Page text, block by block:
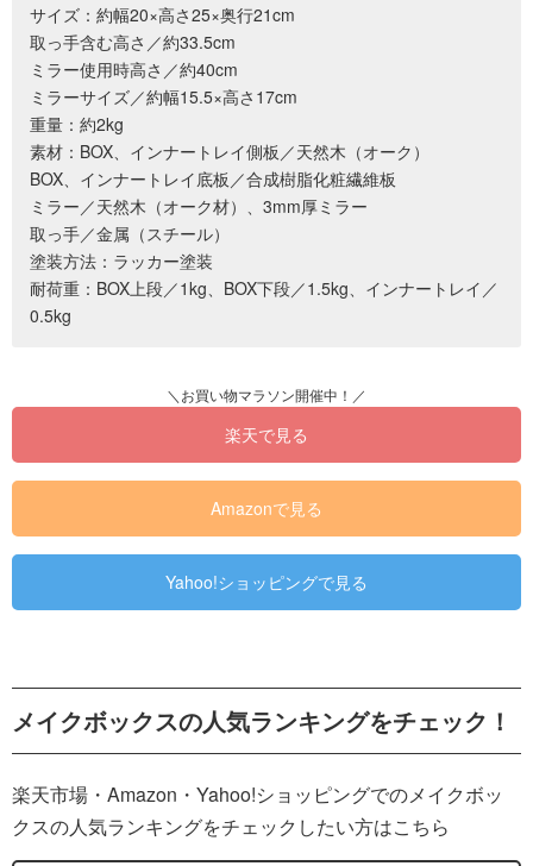
サイズ：約幅20×高さ25×奥行21cm
取っ手含む高さ／約33.5cm
ミラー使用時高さ／約40cm
ミラーサイズ／約幅15.5×高さ17cm
重量：約2kg
素材：BOX、インナートレイ側板／天然木（オーク）
BOX、インナートレイ底板／合成樹脂化粧繊維板
ミラー／天然木（オーク材）、3mm厚ミラー
取っ手／金属（スチール）
塗装方法：ラッカー塗装
耐荷重：BOX上段／1kg、BOX下段／1.5kg、インナートレイ／
0.5kg
楽天で見る
Amazonで見る
Yahoo!ショッピングで見る
メイクボックスの人気ランキングをチェック！
楽天市場・Amazon・Yahoo!ショッピングでのメイクボッ
クスの人気ランキングをチェックしたい方はこちら